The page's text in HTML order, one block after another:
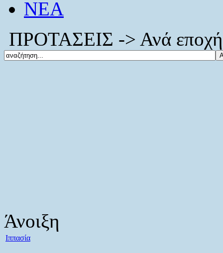
ΝΕΑ
ΠΡΟΤΑΣΕΙΣ -> Ανά εποχή
Άνοιξη
Ιππασία